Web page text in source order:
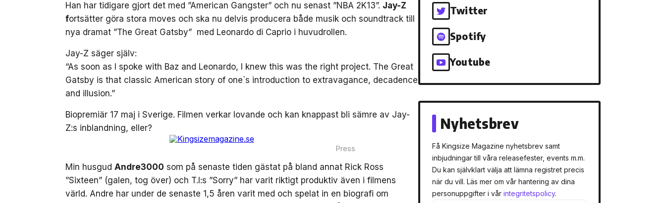
Han har tidigare gjort det med ”American Gangster” och nu senast ”NBA 2K13”. Jay-Z
fortsätter göra stora moves och ska nu delvis producera både musik och soundtrack till
nya dramat ”The Great Gatsby” med Leonardo di Caprio i huvudrollen.
Jay-Z säger själv:
“As soon as I spoke with Baz and Leonardo, I knew this was the right project. The Great
Gatsby is that classic American story of one`s introduction to extravagance, decadence
and illusion.”
Biopremiär 17 maj i Sverige. Filmen verkar lovande och kan knappast bli sämre av Jay-
Z:s inblandning, eller?
Press
Min husgud Andre3000 som på senaste tiden gästat på bland annat Rick Ross
”Sixteen” (galen, tog över) och T.I:s ”Sorry” har varit riktigt produktiv även i filmens
värld. Andre har under de senaste 1,5 åren varit med och spelat in en biografi om
Twitter
Spotify
Youtube
Nyhetsbrev
Få Kingsize Magazine nyhetsbrev samt
inbjudningar till våra releasefester, events m.m.
Du kan självklart välja att lämna registret precis
när du vill. Läs mer om vår hantering av dina
personuppgifter i vår integritetspolicy.